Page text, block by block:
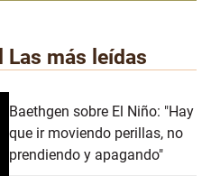
Las más leídas
Baethgen sobre El Niño: "Hay
que ir moviendo perillas, no
prendiendo y apagando"